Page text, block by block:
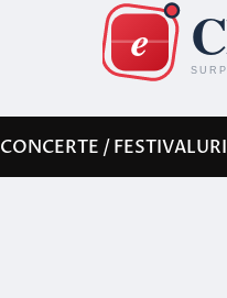
CONCERTE / FESTIVALURI